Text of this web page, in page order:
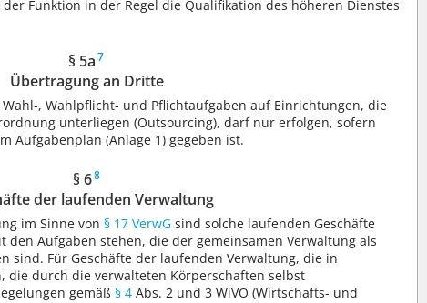
Funktion in der Regel die Qualifikation des höheren Dienstes
§ 5a7
Übertragung an Dritte
, Wahlpflicht- und Pflichtaufgaben auf Einrichtungen, die
unterliegen (Outsourcing), darf nur erfolgen, sofern
Aufgabenplan (Anlage 1) gegeben ist.
§ 68
der laufenden Verwaltung
im Sinne von§ 17 VerwG sind solche laufenden Geschäfte
den Aufgaben stehen, die der gemeinsamen Verwaltung als
sind. Für Geschäfte der laufenden Verwaltung, die in
die durch die verwalteten Körperschaften selbst
gemäß§ 4 Abs. 2 und 3 WiVO (Wirtschafts- und